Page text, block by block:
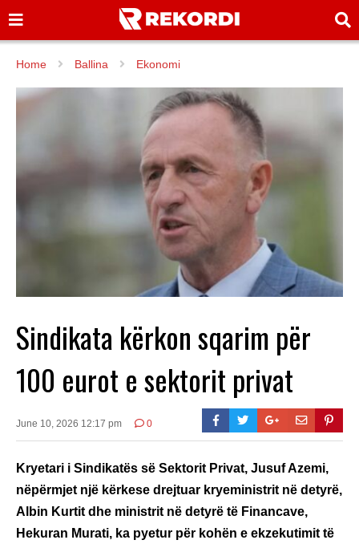
Home Ballina Ekonomi
Sindikata kërkon sqarim për
100 eurot e sektorit privat
June 10, 2026 12:17 pm 0
Kryetari i Sindikatës së Sektorit Privat, Jusuf Azemi,
nëpërmjet një kërkese drejtuar kryeministrit në detyrë,
Albin Kurtit dhe ministrit në detyrë të Financave,
Hekuran Murati, ka pyetur për kohën e ekzekutimit të